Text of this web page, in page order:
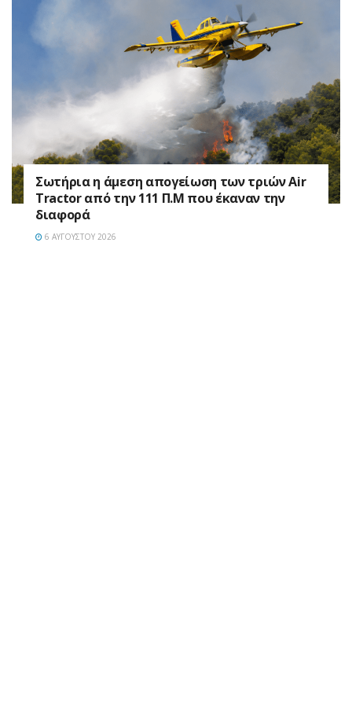
Σωτήρια η άμεση απογείωση των τριών Air
Tractor από την 111 Π.M που έκαναν την
διαφορά
6 ΑΥΓΟΎΣΤΟΥ 2026